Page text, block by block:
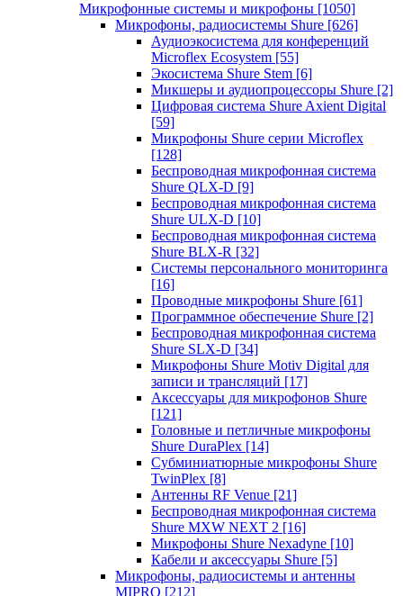
Микрофонные системы и микрофоны [1050]
Микрофоны, радиосистемы Shure [626]
Аудиоэкосистема для конференций
Microflex Ecosystem [55]
Экосистема Shure Stem [6]
Микшеры и аудиопроцессоры Shure [2]
Цифровая система Shure Axient Digital
[59]
Микрофоны Shure серии Microflex
[128]
Беспроводная микрофонная система
Shure QLX-D [9]
Беспроводная микрофонная система
Shure ULX-D [10]
Беспроводная микрофонная система
Shure BLX-R [32]
Системы персонального мониторинга
[16]
Проводные микрофоны Shure [61]
Программное обеспечение Shure [2]
Беспроводная микрофонная система
Shure SLX-D [34]
Микрофоны Shure Motiv Digital для
записи и трансляций [17]
Аксессуары для микрофонов Shure
[121]
Головные и петличные микрофоны
Shure DuraPlex [14]
Субминиатюрные микрофоны Shure
TwinPlex [8]
Антенны RF Venue [21]
Беспроводная микрофонная система
Shure MXW NEXT 2 [16]
Микрофоны Shure Nexadyne [10]
Кабели и аксессуары Shure [5]
Микрофоны, радиосистемы и антенны
MIPRO [212]